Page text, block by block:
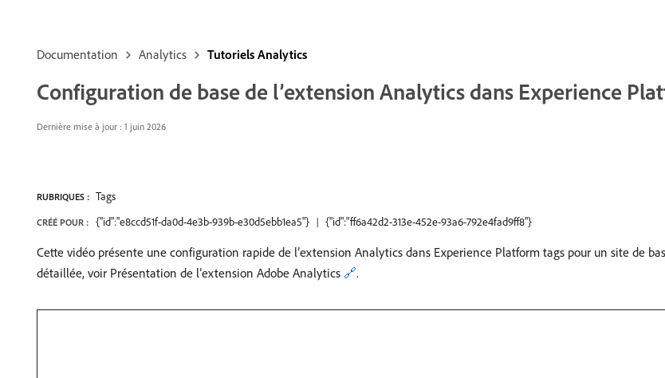
Documentation Analytics Tutoriels Analytics
Configuration de base de l’extension Analytics dans Experience
Dernière mise à jour : 1 juin 2026
RUBRIQUES : Tags
CRÉÉ POUR : {"id":"e8ccd51f-da0d-4e3b-939b-e30d5ebb1ea5"} {"id":"ff6a42d2-313e-452e-93a6-792e4fad9ff8"}
Cette vidéo présente une configuration rapide de l’extension Analytics dans Experience Platform tags pour un site de
détaillée, voir Présentation de l’extension Adobe Analytics 🔗.